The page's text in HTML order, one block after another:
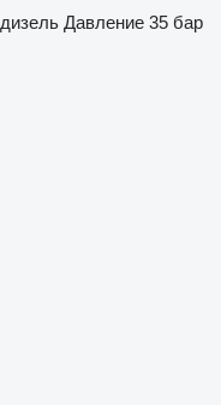
дизель Давление 35 бар